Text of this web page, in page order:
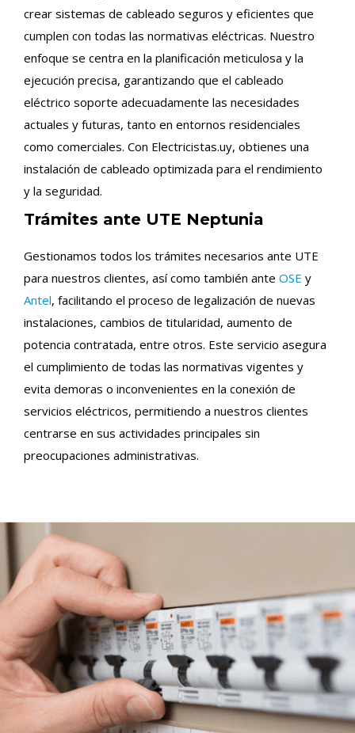
crear sistemas de cableado seguros y eficientes que
cumplen con todas las normativas eléctricas. Nuestro
enfoque se centra en la planificación meticulosa y la
ejecución precisa, garantizando que el cableado
eléctrico soporte adecuadamente las necesidades
actuales y futuras, tanto en entornos residenciales
como comerciales. Con Electricistas.uy, obtienes una
instalación de cableado optimizada para el rendimiento
y la seguridad.
Trámites ante UTE Neptunia
Gestionamos todos los trámites necesarios ante UTE
para nuestros clientes, así como también ante OSE y
Antel, facilitando el proceso de legalización de nuevas
instalaciones, cambios de titularidad, aumento de
potencia contratada, entre otros. Este servicio asegura
el cumplimiento de todas las normativas vigentes y
evita demoras o inconvenientes en la conexión de
servicios eléctricos, permitiendo a nuestros clientes
centrarse en sus actividades principales sin
preocupaciones administrativas.